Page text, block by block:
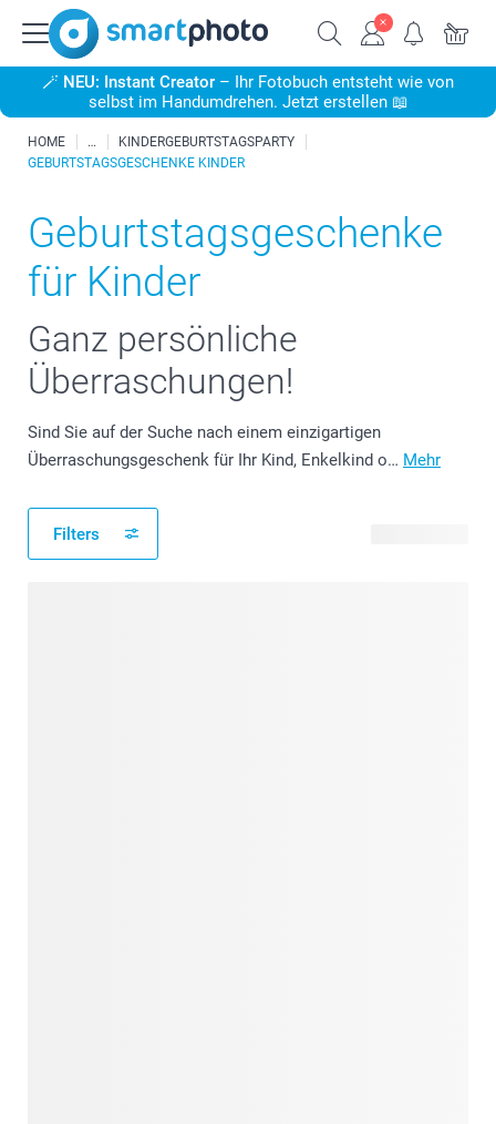
🪄 NEU: Instant Creator – Ihr Fotobuch entsteht wie von
selbst im Handumdrehen. Jetzt erstellen 📖
HOME
KINDERGEBURTSTAGSPARTY
GEBURTSTAGSGESCHENKE KINDER
Geburtstagsgeschenke
für Kinder
Ganz persönliche
Überraschungen!
Sind Sie auf der Suche nach einem einzigartigen
Überraschungsgeschenk für Ihr Kind, Enkelkind o… Mehr
Filters